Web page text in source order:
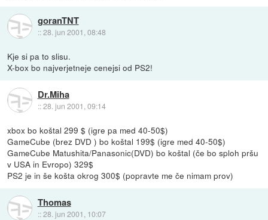
goranTNT
::28. jun 2001, 08:48
Kje si pa to slisu.
X-box bo najverjetneje cenejsi od PS2!
Dr.Miha
::28. jun 2001, 09:14
xbox bo koštal 299 $ (igre pa med 40-50$)
GameCube (brez DVD ) bo koštal 199$ (igre med 40-50$)
GameCube Matushita/Panasonic(DVD) bo koštal (če bo sploh pršu
v USA in Evropo) 329$
PS2 je in še košta okrog 300$ (popravte me če nimam prov)
Thomas
::28. jun 2001, 10:07